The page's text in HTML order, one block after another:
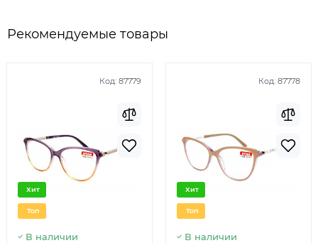
Рекомендуемые товары
Код: 87779
Хит
Топ
В наличии
Код: 87778
Хит
Топ
В наличии